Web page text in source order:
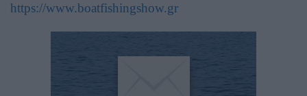
https://www.boatfishingshow.gr